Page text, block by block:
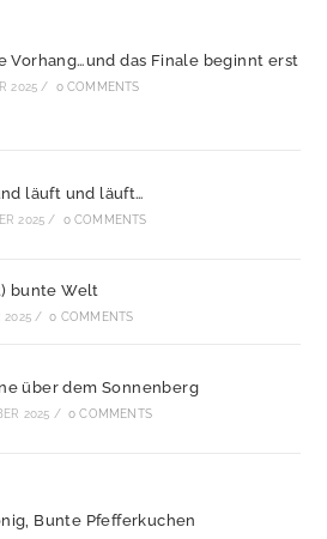
Vorhang…und das Finale beginnt erst
2025 / 0 COMMENTS
läuft und läuft…
2025 / 0 COMMENTS
bunte Welt
2025 / 0 COMMENTS
über dem Sonnenberg
2025 / 0 COMMENTS
Bunte Pfefferkuchen